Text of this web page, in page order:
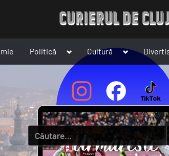
Politică
Toggle
sub-
menu
Cultură
Toggle
menu
Caută
după: